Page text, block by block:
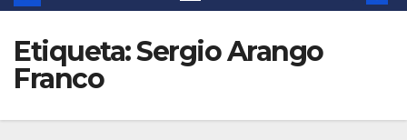
Etiqueta:Sergio Arango
Franco